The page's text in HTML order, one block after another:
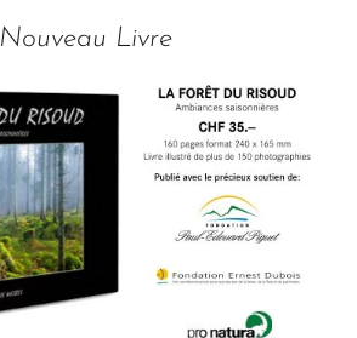
Nouveau Livre